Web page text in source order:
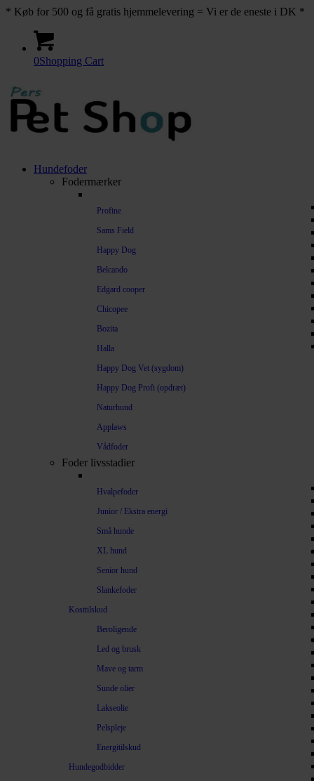
* Køb for 500 og få gratis hjemmelevering = Vi er de eneste i DK *
0Shopping Cart
Hundefoder
Fodermærker
Profine
Sams Field
Happy Dog
Belcando
Edgard cooper
Chicopee
Bozita
Halla
Happy Dog Vet (sygdom)
Happy Dog Profi (opdræt)
Naturhund
Applaws
Vådfoder
Foder livsstadier
Hvalpefoder
Junior / Ekstra energi
Små hunde
XL hund
Senior hund
Slankefoder
Kosttilskud
Beroligende
Led og brusk
Mave og tarm
Sunde olier
Lakseolie
Pelspleje
Energitilskud
Hundegodbidder